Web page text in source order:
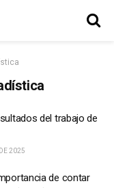
del trabajo de
2025
de contar